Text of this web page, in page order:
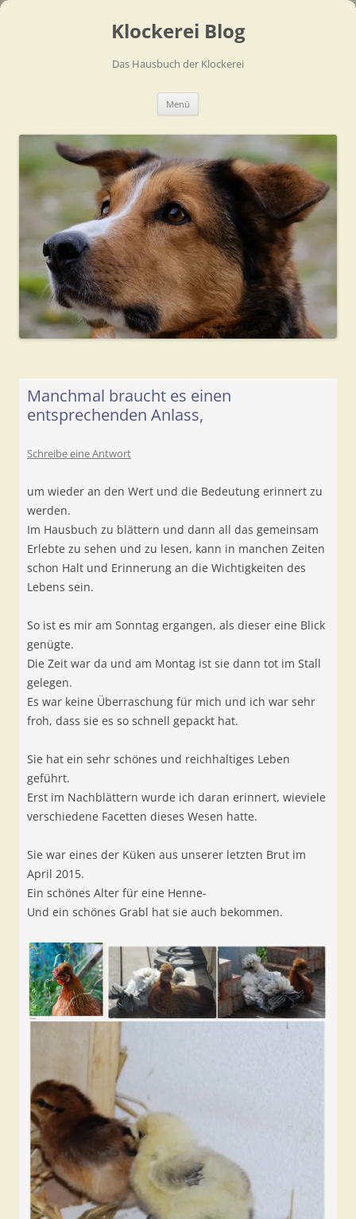
Klockerei Blog
Das Hausbuch der Klockerei
Menü
Manchmal braucht es einen
entsprechenden Anlass,
Schreibe eine Antwort
um wieder an den Wert und die Bedeutung erinnert zu
werden.
Im Hausbuch zu blättern und dann all das gemeinsam
Erlebte zu sehen und zu lesen, kann in manchen Zeiten
schon Halt und Erinnerung an die Wichtigkeiten des
Lebens sein.
So ist es mir am Sonntag ergangen, als dieser eine Blick
genügte.
Die Zeit war da und am Montag ist sie dann tot im Stall
gelegen.
Es war keine Überraschung für mich und ich war sehr
froh, dass sie es so schnell gepackt hat.
Sie hat ein sehr schönes und reichhaltiges Leben
geführt.
Erst im Nachblättern wurde ich daran erinnert, wieviele
verschiedene Facetten dieses Wesen hatte.
Sie war eines der Küken aus unserer letzten Brut im
April 2015.
Ein schönes Alter für eine Henne-
Und ein schönes Grabl hat sie auch bekommen.